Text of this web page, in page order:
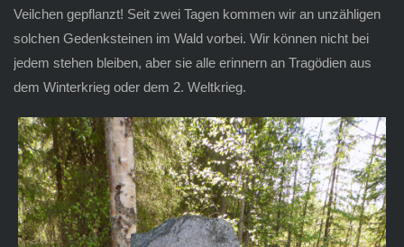
Veilchen gepflanzt! Seit zwei Tagen kommen wir an unzähligen
solchen Gedenksteinen im Wald vorbei. Wir können nicht bei
jedem stehen bleiben, aber sie alle erinnern an Tragödien aus
dem Winterkrieg oder dem 2. Weltkrieg.